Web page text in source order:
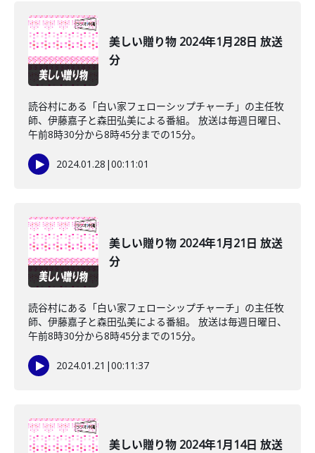
美しい贈り物 2024年1月28日 放送
分
読谷村にある「白い家フェローシップチャーチ」の主任牧
師、伊藤嘉子と森田弘美による番組。 放送は毎週日曜日、
午前8時30分から8時45分までの15分。
2024.01.28 |00:11:01
美しい贈り物 2024年1月21日 放送
分
読谷村にある「白い家フェローシップチャーチ」の主任牧
師、伊藤嘉子と森田弘美による番組。 放送は毎週日曜日、
午前8時30分から8時45分までの15分。
2024.01.21 |00:11:37
美しい贈り物 2024年1月14日 放送